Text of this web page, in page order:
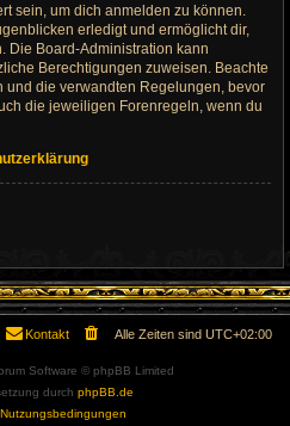
sein, um dich anmelden zu können.
erledigt und ermöglicht dir,
Die Board-Administration kann
Berechtigungen zuweisen. Beachte
die verwandten Regelungen, bevor
die jeweiligen Forenregeln, wenn du
Alle Zeiten sind UTC+02:00
Kontakt
Software © phpBB Limited
durch phpBB.de
Nutzungsbedingungen